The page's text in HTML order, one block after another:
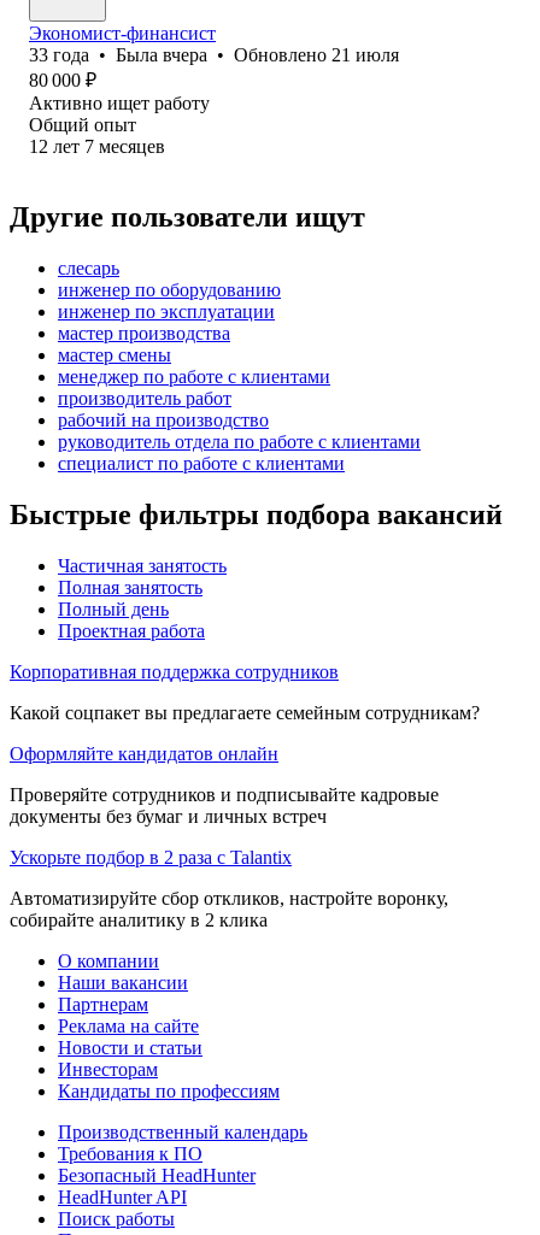
Экономист-финансист
33 года • Была вчера • Обновлено 21 июля
80 000 ₽
Активно ищет работу
Общий опыт
12 лет 7 месяцев
Другие пользователи ищут
слесарь
инженер по оборудованию
инженер по эксплуатации
мастер производства
мастер смены
менеджер по работе с клиентами
производитель работ
рабочий на производство
руководитель отдела по работе с клиентами
специалист по работе с клиентами
Быстрые фильтры подбора вакансий
Частичная занятость
Полная занятость
Полный день
Проектная работа
Корпоративная поддержка сотрудников
Какой соцпакет вы предлагаете семейным сотрудникам?
Оформляйте кандидатов онлайн
Проверяйте сотрудников и подписывайте кадровые
документы без бумаг и личных встреч
Ускорьте подбор в 2 раза с Talantix
Автоматизируйте сбор откликов, настройте воронку,
собирайте аналитику в 2 клика
О компании
Наши вакансии
Партнерам
Реклама на сайте
Новости и статьи
Инвесторам
Кандидаты по профессиям
Производственный календарь
Требования к ПО
Безопасный HeadHunter
HeadHunter API
Поиск работы